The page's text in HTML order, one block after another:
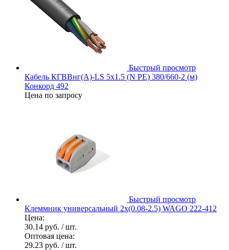
Быстрый просмотр
Кабель КГВВнг(А)-LS 5х1.5 (N PE) 380/660-2 (м)
Конкорд 492
Цена по запросу
Быстрый просмотр
Клеммник универсальный 2х(0.08-2.5) WAGO 222-412
Цена:
30.14 руб. / шт.
Оптовая цена:
29.23 руб. / шт.